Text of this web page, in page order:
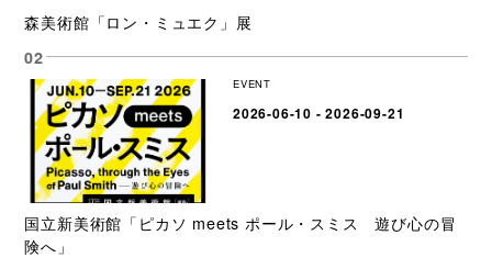
森美術館「ロン・ミュエク」展
EVENT
2026-06-10 - 2026-09-21
国立新美術館「ピカソ meets ポール・スミス 遊び心の冒
険へ」